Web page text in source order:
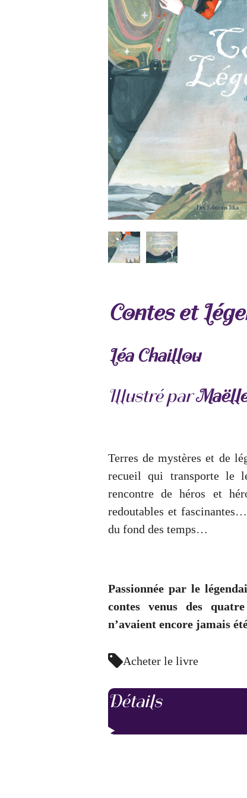
Contes et
Léa Chaillou
Illustré par
Terres de mystères et de
recueil qui transporte le
rencontre de héros et
redoutables et
du fond des temps…
Passionnée par le
contes venus des
n’avaient encore jamais
Acheter le livre
Détails